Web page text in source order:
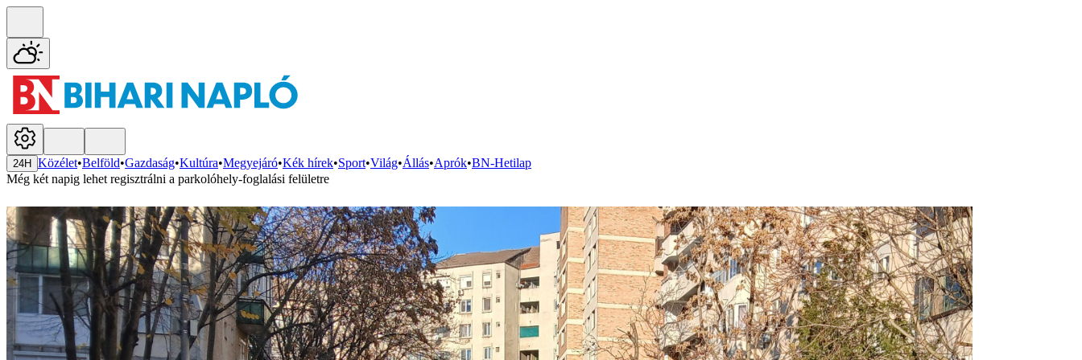
24H Közélet•Belföld•Gazdaság•Kultúra•Megyejáró•Kék hírek•Sport•Világ•Állás•Aprók•BN-Hetilap
Még két napig lehet regisztrálni a parkolóhely-foglalási felületre